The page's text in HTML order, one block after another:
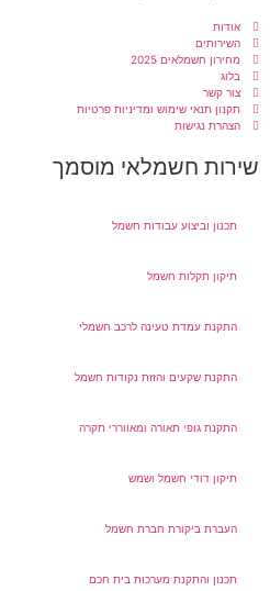
אודות
השירותים
מחירון חשמלאים 2025
בלוג
צור קשר
תקנון תנאי שימוש ומדיניות פרטיות
הצהרת נגישות
שירות חשמלאי מוסמך
תכנון וביצוע עבודות חשמל
תיקון תקלות חשמל
התקנת עמדת טעינה לרכב חשמלי
התקנת שקעים והזזת נקודות חשמל
התקנת גופי תאורה ומאווררי תקרה
תיקון דודי חשמל ושמש
העברת ביקורת חברת חשמל
תכנון והתקנת מערכות בית חכם